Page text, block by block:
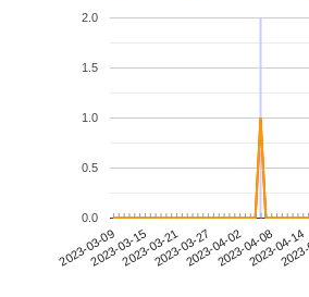
2023-03-092023-03-152023-03-212023-03-272023-04-022023-04-082023-04-14
0.0
0.5
1.0
1.5
2.0